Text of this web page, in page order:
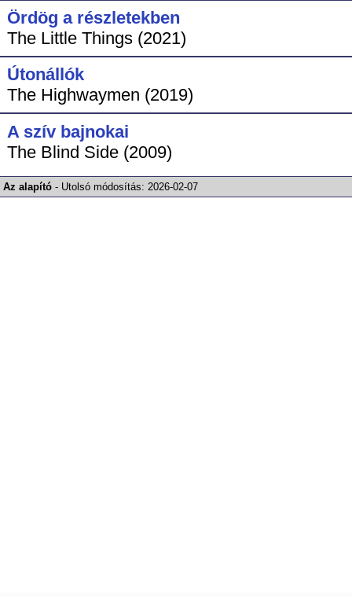
Ördög a részletekben
The Little Things (2021)
Útonállók
The Highwaymen (2019)
A szív bajnokai
The Blind Side (2009)
Az alapító - Utolsó módosítás:2026-02-07